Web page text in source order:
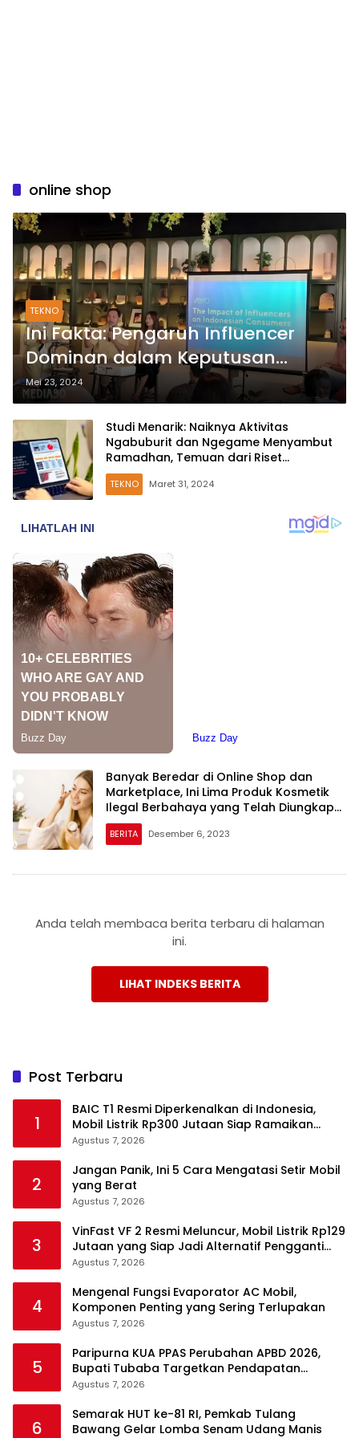
online shop
TEKNO
Ini Fakta: Pengaruh Influencer
Dominan dalam Keputusan
Berbelanja Netizen
Mei 23, 2024
Studi Menarik: Naiknya Aktivitas
Ngabuburit dan Ngegame Menyambut
Ramadhan, Temuan dari Riset
Telkomsel!
TEKNO Maret 31, 2024
Banyak Beredar di Online Shop dan
Marketplace, Ini Lima Produk Kosmetik
Ilegal Berbahaya yang Telah Diungkap
oleh BPOM RI
BERITA Desember 6, 2023
Anda telah membaca berita terbaru di halaman
ini.
LIHAT INDEKS BERITA
Post Terbaru
1
BAIC T1 Resmi Diperkenalkan di Indonesia,
Mobil Listrik Rp300 Jutaan Siap Ramaikan
Pasar EV
Agustus 7, 2026
2
Jangan Panik, Ini 5 Cara Mengatasi Setir Mobil
yang Berat
Agustus 7, 2026
3
VinFast VF 2 Resmi Meluncur, Mobil Listrik Rp129
Jutaan yang Siap Jadi Alternatif Pengganti
Motor
Agustus 7, 2026
4
Mengenal Fungsi Evaporator AC Mobil,
Komponen Penting yang Sering Terlupakan
Agustus 7, 2026
5
Paripurna KUA PPAS Perubahan APBD 2026,
Bupati Tubaba Targetkan Pendapatan
Daerah Rp820,3 Miliar
Agustus 7, 2026
6
Semarak HUT ke-81 RI, Pemkab Tulang
Bawang Gelar Lomba Senam Udang Manis